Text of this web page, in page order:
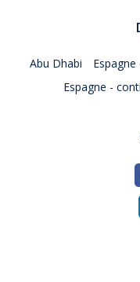
Abu Dhabi
Espagne -